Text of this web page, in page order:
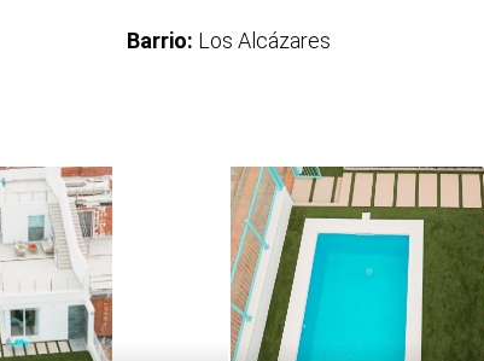
Barrio: Los Alcázares